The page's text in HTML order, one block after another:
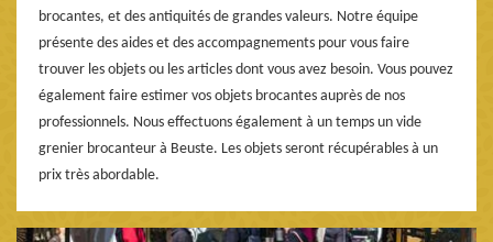
brocantes, et des antiquités de grandes valeurs. Notre équipe
présente des aides et des accompagnements pour vous faire
trouver les objets ou les articles dont vous avez besoin. Vous pouvez
également faire estimer vos objets brocantes auprès de nos
professionnels. Nous effectuons également à un temps un vide
grenier brocanteur à Beuste. Les objets seront récupérables à un
prix très abordable.